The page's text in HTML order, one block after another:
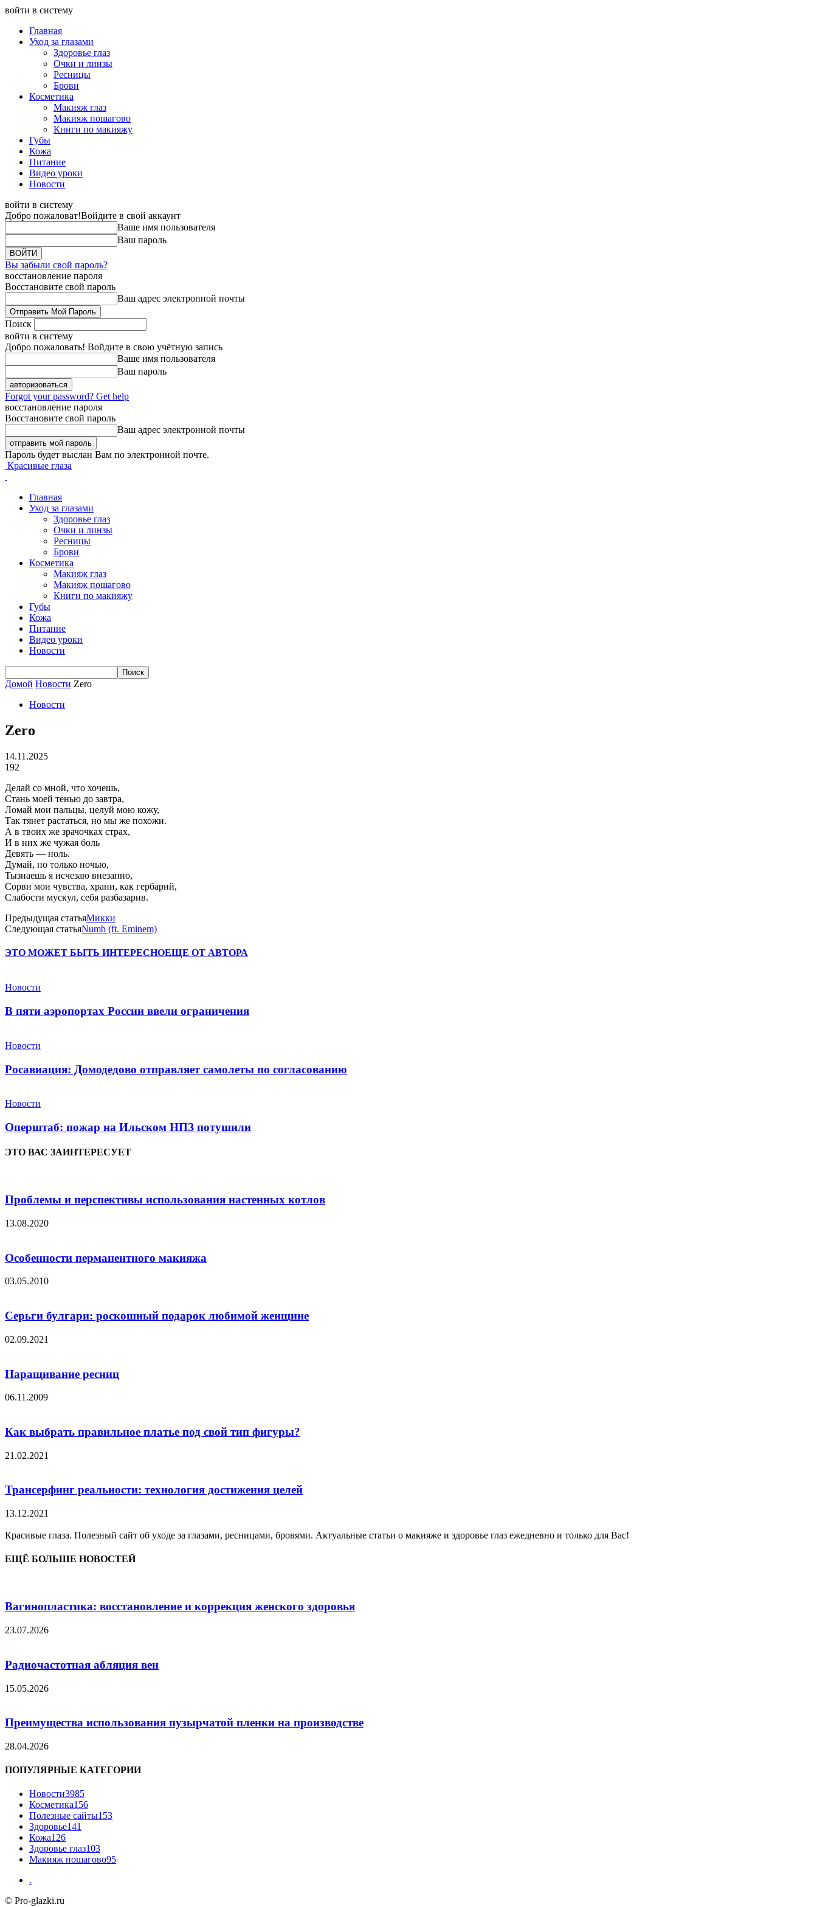
войти в систему
Главная
Уход за глазами
Здоровье глаз
Очки и линзы
Ресницы
Брови
Косметика
Макияж глаз
Макияж пошагово
Книги по макияжу
Губы
Кожа
Питание
Видео уроки
Новости
войти в систему
Добро пожаловат!Войдите в свой аккаунт
Ваше имя пользователя
Ваш пароль
Вы забыли свой пароль?
восстановление пароля
Восстановите свой пароль
Ваш адрес электронной почты
Поиск
войти в систему
Добро пожаловать! Войдите в свою учётную запись
Ваше имя пользователя
Ваш пароль
Forgot your password? Get help
восстановление пароля
Восстановите свой пароль
Ваш адрес электронной почты
Пароль будет выслан Вам по электронной почте.
Красивые глаза
Главная
Уход за глазами
Здоровье глаз
Очки и линзы
Ресницы
Брови
Косметика
Макияж глаз
Макияж пошагово
Книги по макияжу
Губы
Кожа
Питание
Видео уроки
Новости
Домой Новости Zero
Новости
Zero
14.11.2025
192
Делай со мной, что хочешь,
Стань моей тенью до завтра,
Ломай мои пальцы, целуй мою кожу,
Так тянет растаться, но мы же похожи.
А в твоих же зрачочках страх,
И в них же чужая боль
Девять — ноль.
Думай, но только ночью,
Тызнаешь я исчезаю внезапно,
Сорви мои чувства, храни, как гербарий,
Слабости мускул, себя разбазарив.
Предыдущая статьяМикки
Следующая статьяNumb (ft. Eminem)
ЭТО МОЖЕТ БЫТЬ ИНТЕРЕСНОЕЩЕ ОТ АВТОРА
Новости
В пяти аэропортах России ввели ограничения
Новости
Росавиация: Домодедово отправляет самолеты по согласованию
Новости
Оперштаб: пожар на Ильском НПЗ потушили
ЭТО ВАС ЗАИНТЕРЕСУЕТ
Проблемы и перспективы использования настенных котлов
13.08.2020
Особенности перманентного макияжа
03.05.2010
Серьги булгари: роскошный подарок любимой женщине
02.09.2021
Наращивание ресниц
06.11.2009
Как выбрать правильное платье под свой тип фигуры?
21.02.2021
Трансерфинг реальности: технология достижения целей
13.12.2021
Красивые глаза. Полезный сайт об уходе за глазами, ресницами, бровями. Актуальные статьи о макияже и здоровье глаз ежедневно и только для Вас!
ЕЩЁ БОЛЬШЕ НОВОСТЕЙ
Вагинопластика: восстановление и коррекция женского здоровья
23.07.2026
Радиочастотная абляция вен
15.05.2026
Преимущества использования пузырчатой пленки на производстве
28.04.2026
ПОПУЛЯРНЫЕ КАТЕГОРИИ
Новости3985
Косметика156
Полезные сайты153
Здоровье141
Кожа126
Здоровье глаз103
Макияж пошагово95
.
© Pro-glazki.ru